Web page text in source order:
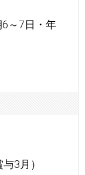
～7日・年
3月）